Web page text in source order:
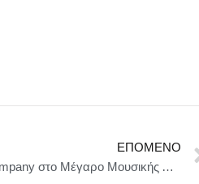
ΕΠΌΜΕΝΟ
Martha Graham Dance Company στο Μέγαρο Μουσικής Αθηνών από τις 20 έως τις 23 Νοεμβρίου